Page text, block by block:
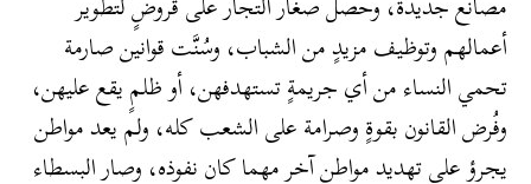
أعمالهم وتوظيف مزيدٍ من الشباب، وسُنَّت قوانين صارمة
تحمي النساء من أي جريمةٍ تستهدفهن، أو ظلمٍ يقع عليهن،
وفُرض القانون بقوةٍ وصرامة على الشعب كله، ولم يعد مواطن
يجرؤ على تهديد مواطنٍ آخر مهما كان نفوذه، وصار البسطاء